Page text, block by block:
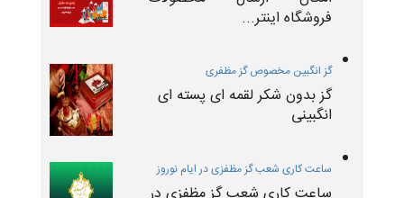
فروشگاه اینتر...
گز انگبین مخصوص گز مظفری
گز بدون شکر لقمه ای پسته ای
انگبینی
ساعت کاری شعب گز مظفزی در ایام نوروز